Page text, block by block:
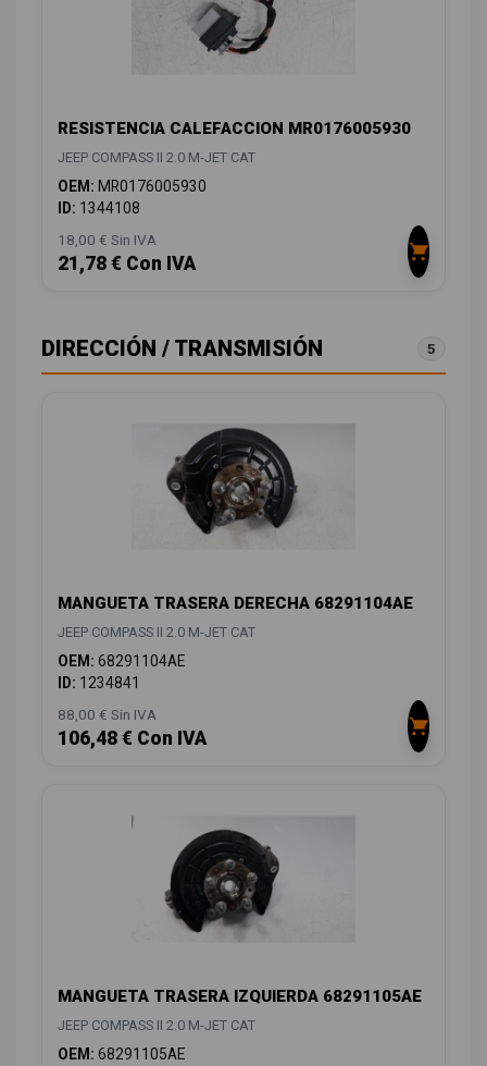
RESISTENCIA CALEFACCION MR0176005930
JEEP COMPASS II 2.0 M-JET CAT
OEM: MR0176005930
ID: 1344108
18,00 € Sin IVA
21,78 € Con IVA
DIRECCIÓN / TRANSMISIÓN 5
MANGUETA TRASERA DERECHA 68291104AE
JEEP COMPASS II 2.0 M-JET CAT
OEM: 68291104AE
ID: 1234841
88,00 € Sin IVA
106,48 € Con IVA
MANGUETA TRASERA IZQUIERDA 68291105AE
JEEP COMPASS II 2.0 M-JET CAT
OEM: 68291105AE